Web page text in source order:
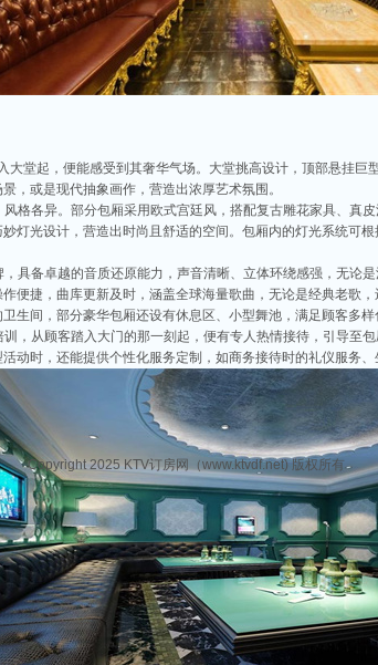
所推荐
特的文化和而闻名。如果你想要体验一场嗨翻天的夜晚，KTV
给你带来无与伦比的唱歌体验。
仅在商业、旅游等方面表现出色，还有着丰富的。夜晚的昆山
推荐
受欢迎的娱乐场所之一。夜总会作为KTV的一种高端娱乐场所
尽兴的关键。那么，昆山的KTV夜总会哪家好呢？接下来就为
KTV会所
其俊秀的自然风光和丰富的文化底蕴而著称，更因其独特的文
你领略昆山最具特色的八大商务KTV会所，看看它们究竟有何
ktv排行榜
的科技产业而闻名，还是一个集购物、美食和娱乐于一身的绝
顾客。今天，我们就来一起了解一下昆山八大质量最好的商务
大堂起，便能感受到其奢华气场。大堂挑高设计，顶部悬挂
，或是现代抽象画作，营造出浓厚艺术氛围。
风格各异。部分包厢采用欧式宫廷风，搭配复古雕花家具、真
灯光设计，营造出时尚且舒适的空间。包厢内的灯光系统可
，具备卓越的音质还原能力，声音清晰、立体环绕感强，无论
便捷，曲库更新及时，涵盖全球海量歌曲，无论是经典老歌
生间，部分豪华包厢还设有休息区、小型舞池，满足顾客多样
训，从顾客踏入大门的那一刻起，便有专人热情接待，引导至
动时，还能提供个性化服务定制，如商务接待时的礼仪服务
Copyright 2025 KTV订房网（www.ktvdf.net) 版权所有